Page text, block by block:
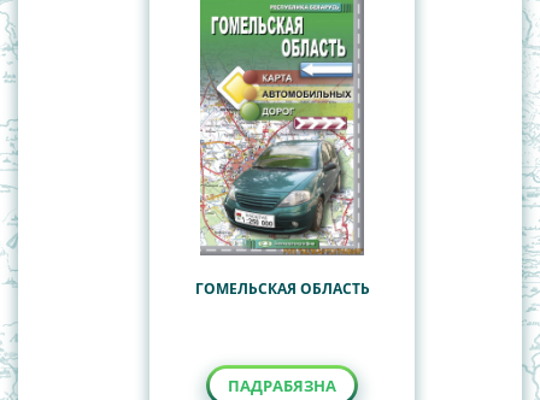
ГОМЕЛЬСКАЯ ОБЛАСТЬ
ПАДРАБЯЗНА